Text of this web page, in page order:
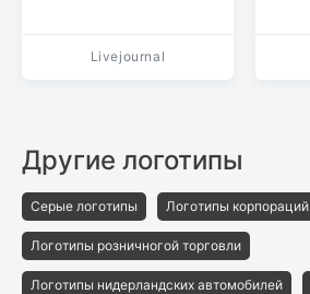
Livejournal
Другие логотипы
Серые логотипы Логотипы корпораций
Логотипы розничногой торговли
Логотипы нидерландских автомобилей